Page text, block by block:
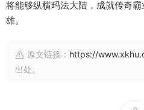
将能够纵横玛法大陆，成就传奇
雄。
原文链接： https://
出处。